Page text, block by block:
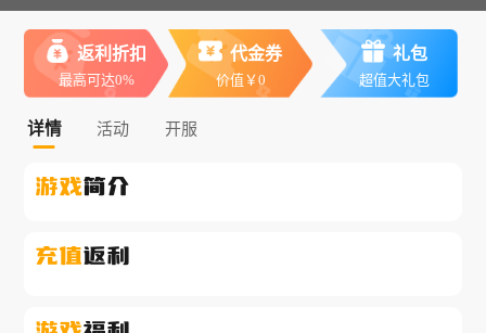
返利折扣
最高可达0%
代金券
价值￥0
礼包
超值大礼包
详情 活动 开服
游戏简介
充值返利